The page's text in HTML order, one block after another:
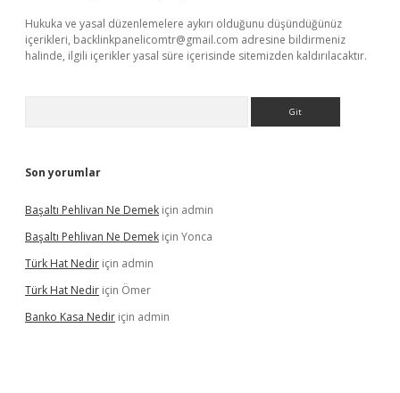
Hukuka ve yasal düzenlemelere aykırı olduğunu düşündüğünüz
içerikleri, backlinkpanelicomtr@gmail.com adresine bildirmeniz
halinde, ilgili içerikler yasal süre içerisinde sitemizden kaldırılacaktır.
Son yorumlar
Başaltı Pehlivan Ne Demek için admin
Başaltı Pehlivan Ne Demek için Yonca
Türk Hat Nedir için admin
Türk Hat Nedir için Ömer
Banko Kasa Nedir için admin